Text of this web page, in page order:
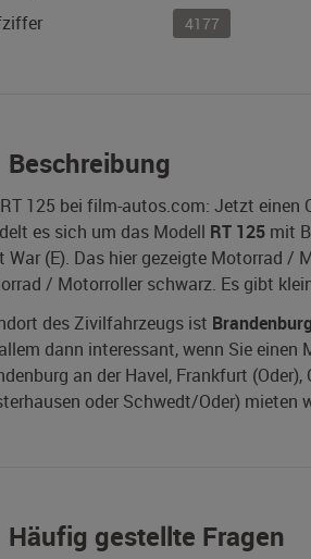
4177
Beschreibung
125 bei film-autos.com: Jetzt einen
es sich um das Modell RT 125 mit
War (E). Das hier gezeigte Motorrad /
/ Motorroller schwarz. Es gibt
des Zivilfahrzeugs ist Brandenburg
dann interessant, wenn Sie einen
an der Havel, Frankfurt
oder Schwedt/Oder) mieten
Häufig gestellte Fragen